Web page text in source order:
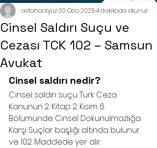
Cinsel Saldırı Suçu ve
Cezası TCK 102 – Samsun
Avukat
avtahaalyuz30 Oca 20254 dakikada okunur
Cinsel saldırı nedir?
Cinsel saldırı suçu Türk Ceza
Kanunun 2. Kitap 2. Kısım 6.
Bölümünde Cinsel Dokunulmazlığa
Karşı Suçlar başlığı altında bulunur
ve 102. Maddede yer alır.